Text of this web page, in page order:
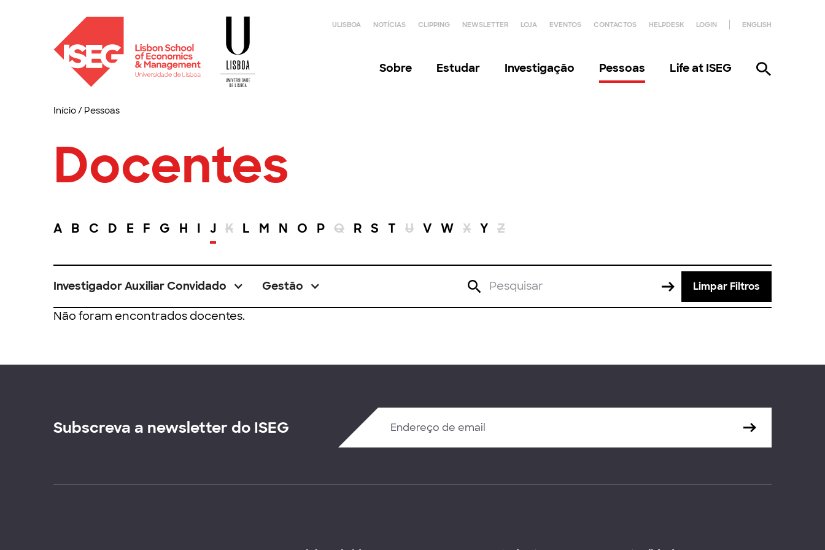
ULISBOA NOTÍCIAS CLIPPING NEWSLETTER LOJA EVENTOS CONTACTOS HELPDESK LOGIN ENGLISH
Sobre Estudar Investigação Pessoas Life at ISEG
Início/ Pessoas
Docentes
A B C D E F G H I J K L M N O P Q R S T U V W X Y Z
Investigador Auxiliar Convidado Gestão Limpar Filtros
Não foram encontrados docentes.
Subscreva a newsletter do ISEG